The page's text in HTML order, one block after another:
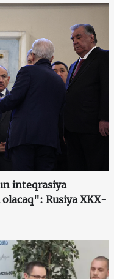
inteqrasiya
Rusiya XKX-